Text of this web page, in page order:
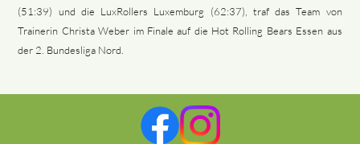
(51:39) und die LuxRollers Luxemburg (62:37), traf das Team von
Trainerin Christa Weber im Finale auf die Hot Rolling Bears Essen aus
der 2. Bundesliga Nord.